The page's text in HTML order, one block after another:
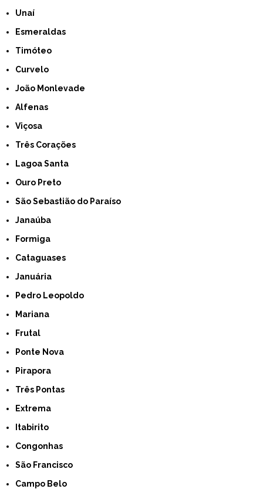
Unaí
Esmeraldas
Timóteo
Curvelo
João Monlevade
Alfenas
Viçosa
Três Corações
Lagoa Santa
Ouro Preto
São Sebastião do Paraíso
Janaúba
Formiga
Cataguases
Januária
Pedro Leopoldo
Mariana
Frutal
Ponte Nova
Pirapora
Três Pontas
Extrema
Itabirito
Congonhas
São Francisco
Campo Belo